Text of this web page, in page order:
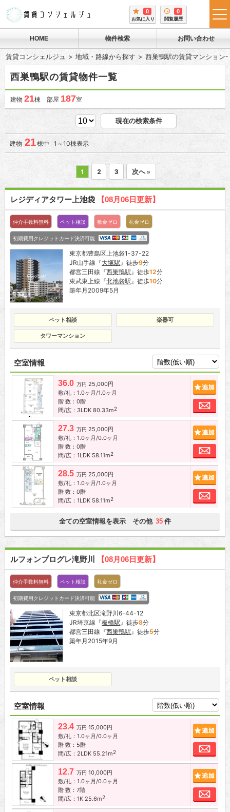
0
お気に入り
0
閲覧履歴
HOME 物件検索 お問い合わせ
賃貸コンシェルジュ 地域・路線から探す 西巣鴨駅の賃貸マンション
西巣鴨駅の賃貸物件一覧
建物 21棟 部屋 187室
現在の検索条件
建物 21棟中 1～10棟表示
1 2 3 次へ »
レジディアタワー上池袋 【08月06日更新】
仲介手数料無料 ペット相談 敷金ゼロ 礼金ゼロ
初期費用クレジットカード決済可能
東京都豊島区上池袋1-37-22
JR山手線『大塚駅』徒歩9分
都営三田線『西巣鴨駅』徒歩12分
東武東上線『北池袋駅』徒歩10分
築年月2009年5月
ペット相談 楽器可
タワーマンション
空室情報
36.0 万円 25,000円
敷/礼：1.0ヶ月/1.0ヶ月
階 数：0階
間/広：3LDK 80.33m2
追加
お
27.3 万円 25,000円
敷/礼：1.0ヶ月/0.0ヶ月
階 数：0階
間/広：1LDK 58.11m2
お
28.5 万円 25,000円
敷/礼：1.0ヶ月/1.0ヶ月
階 数：0階
間/広：1LDK 58.11m2
お
全ての空室情報を表示 その他 35 件
ルフォンプログレ滝野川 【08月06日更新】
仲介手数料無料 ペット相談 礼金ゼロ
初期費用クレジットカード決済可能
東京都北区滝野川6-44-12
JR埼京線『板橋駅 』徒歩8分
都営三田線『西巣鴨駅 』徒歩5分
築年月2015年9月
ペット相談
空室情報
23.4 万円 15,000円
敷/礼：1.0ヶ月/0.0ヶ月
階 数：5階
間/広：2LDK 55.21m2
お
12.7 万円 10,000円
敷/礼：1.0ヶ月/0.0ヶ月
階 数：7階
間/広：1K 25.6m2
お